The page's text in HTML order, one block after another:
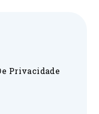
Privacidade